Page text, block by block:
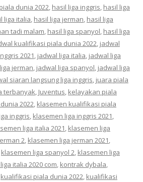
dunia 2022, hasil liga inggris, hasil liga
liga italia, hasil liga jerman, hasil liga
tadi malam, hasil liga spanyol, hasil liga
kualifikasi piala dunia 2022, jadwal
2021, jadwal liga italia, jadwal liga
jerman, jadwal liga spanyol, jadwal liga
siaran langsung liga inggris, juara piala
terbanyak, Juventus, kelayakan piala
2022, klasemen kualifikasi piala
inggris, klasemen liga inggris 2021,
liga italia 2021, klasemen liga
2, klasemen liga jerman 2021,
klasemen liga spanyol 2, klasemen liga
italia 2020 com, kontrak dybala,
kualifikasi piala dunia 2022, kualifikasi